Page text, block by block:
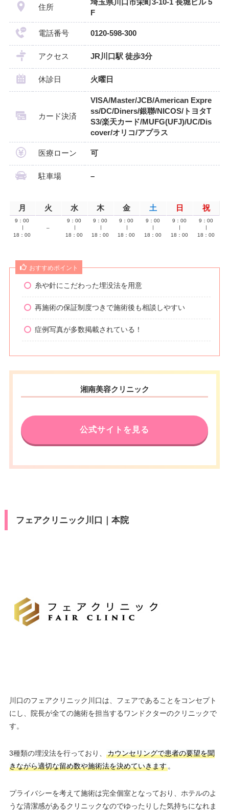
住所
埼玉県川口市栄町3-10-1 長堀ビル 5
F
電話番号 0120-598-300
アクセス JR川口駅 徒歩3分
休診日 火曜日
カード決済
VISA/Master/JCB/American Expre
ss/DC/Diners/銀聯/NICOS/トヨタT
S3/楽天カード/MUFG(UFJ)/UC/Dis
cover/オリコ/アプラス
医療ローン 可
駐車場 –
月 火 水 木 金 土 日 祝
9：00
18：00
–
9：00
18：00
9：00
18：00
9：00
18：00
9：00
18：00
9：00
18：00
9：00
18：00
おすすめポイント
糸や針にこだわった埋没法を用意
再施術の保証制度つきで施術後も相談しやすい
症例写真が多数掲載されている！
湘南美容クリニック
公式サイトを見る
フェアクリニック川口｜本院
川口のフェアクリニック川口は、フェアであることをコンセプト
にし、院長が全ての施術を担当するワンドクターのクリニックで
す。
3種類の埋没法を行っており、
カウンセリングで患者の要望を聞
きながら適切な留め数や施術法を決めていきます。
プライバシーを考えて施術は完全個室となっており、ホテルのよ
うな清潔感があるクリニックなのでゆったりした気持ちになれま